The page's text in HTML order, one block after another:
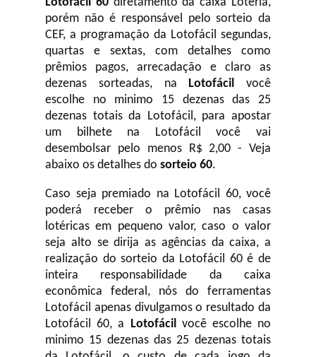
porém não é responsável pelo sorteio da
CEF, a programação da Lotofácil segundas,
quartas e sextas, com detalhes como
prêmios pagos, arrecadação e claro as
dezenas sorteadas, na Lotofácil você
escolhe no minimo 15 dezenas das 25
dezenas totais da Lotofácil, para apostar
um bilhete na Lotofácil você vai
desembolsar pelo menos R$ 2,00 - Veja
abaixo os detalhes do sorteio 60.
Caso seja premiado na Lotofácil 60, você
poderá receber o prêmio nas casas
lotéricas em pequeno valor, caso o valor
seja alto se dirija as agências da caixa, a
realização do sorteio da Lotofácil 60 é de
inteira responsabilidade da caixa
econômica federal, nós do ferramentas
Lotofácil apenas divulgamos o resultado da
Lotofácil 60, a Lotofácilvocê escolhe no
minimo 15 dezenas das 25 dezenas totais